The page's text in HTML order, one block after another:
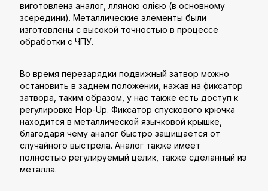
виготовлена аналог, лляною олією (в основному
зсередини). Металлические элементы были
изготовлены с высокой точностью в процессе
обработки с ЧПУ.
Во время перезарядки подвижный затвор можно
остановить в заднем положении, нажав на фиксатор
затвора, таким образом, у нас также есть доступ к
регулировке Hop-Up. Фиксатор спускового крючка
находится в металлической язычковой крышке,
благодаря чему аналог быстро защищается от
случайного выстрела. Аналог также имеет
полностью регулируемый целик, также сделанный из
металла.